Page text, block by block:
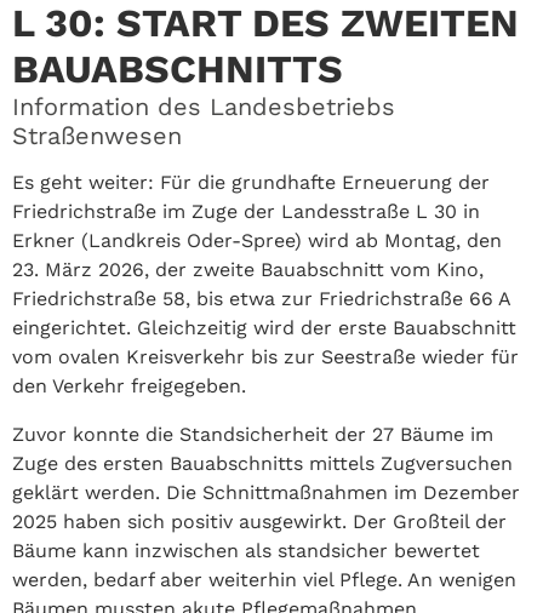
L 30: START DES ZWEITEN
BAUABSCHNITTS
Information des Landesbetriebs
Straßenwesen
Es geht weiter: Für die grundhafte Erneuerung der
Friedrichstraße im Zuge der Landesstraße L 30 in
Erkner (Landkreis Oder-Spree) wird ab Montag, den
23. März 2026, der zweite Bauabschnitt vom Kino,
Friedrichstraße 58, bis etwa zur Friedrichstraße 66 A
eingerichtet. Gleichzeitig wird der erste Bauabschnitt
vom ovalen Kreisverkehr bis zur Seestraße wieder für
den Verkehr freigegeben.
Zuvor konnte die Standsicherheit der 27 Bäume im
Zuge des ersten Bauabschnitts mittels Zugversuchen
geklärt werden. Die Schnittmaßnahmen im Dezember
2025 haben sich positiv ausgewirkt. Der Großteil der
Bäume kann inzwischen als standsicher bewertet
werden, bedarf aber weiterhin viel Pflege. An wenigen